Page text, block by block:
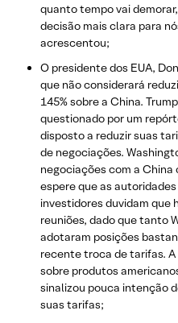
quanto tempo vai
decisão mais clara para
acrescentou;
O presidente dos EUA,
que não considerará
145% sobre a China.
questionado por um
disposto a reduzir suas
de negociações.
negociações com a China
espere que as
investidores duvidam que
reuniões, dado que tanto
adotaram posições
recente troca de tarifas.
sobre produtos
sinalizou pouca intenção
suas tarifas;